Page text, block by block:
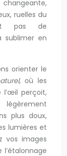
ruelles du
pas de
sublimer en
orienter le
, où les
l’œil perçoit,
plus doux,
lumières et
vos images